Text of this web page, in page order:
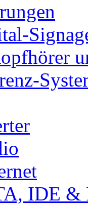
IDE &